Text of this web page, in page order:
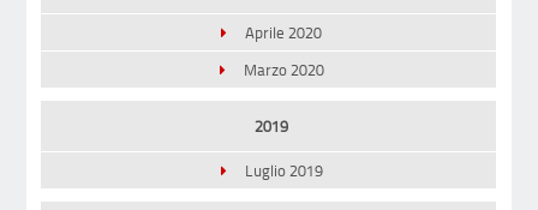
Aprile 2020
Marzo 2020
2019
Luglio 2019